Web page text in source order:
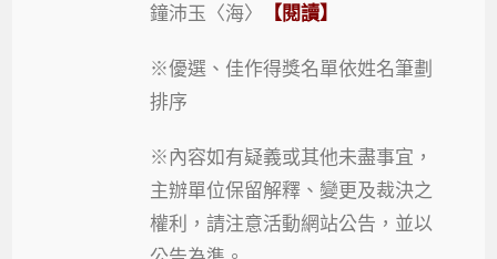
鐘沛玉〈海〉 【閱讀】
※優選、佳作得獎名單依姓名筆劃
排序
※內容如有疑義或其他未盡事宜，
主辦單位保留解釋、變更及裁決之
權利，請注意活動網站公告，並以